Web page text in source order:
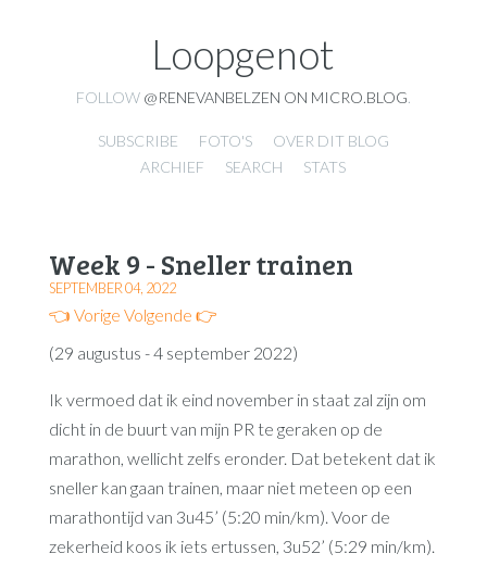
Loopgenot
FOLLOW @RENEVANBELZEN ON MICRO.BLOG
SUBSCRIBE FOTO'S
OVER DIT BLOG
ARCHIEF
SEARCH STATS
Week 9 - Sneller trainen
SEPTEMBER 04, 2022
👈 Vorige Volgende 👉
(29 augustus - 4 september 2022)
Ik vermoed dat ik eind november in staat zal zijn om
dicht in de buurt van mijn PR te geraken op de
marathon, wellicht zelfs eronder. Dat betekent dat ik
sneller kan gaan trainen, maar niet meteen op een
marathontijd van 3u45’ (5:20 min/km). Voor de
zekerheid koos ik iets ertussen, 3u52’ (5:29 min/km).